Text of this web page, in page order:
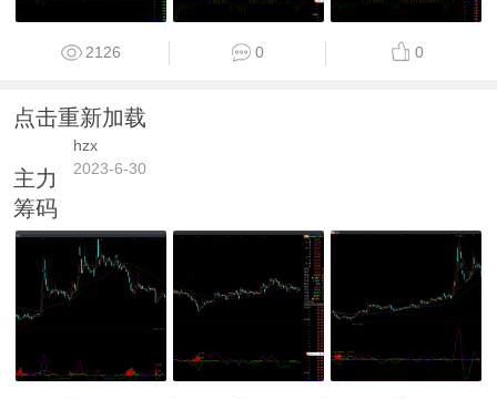
2126 0 0
点击重新加载
hzx
2023-6-30
主力
筹码